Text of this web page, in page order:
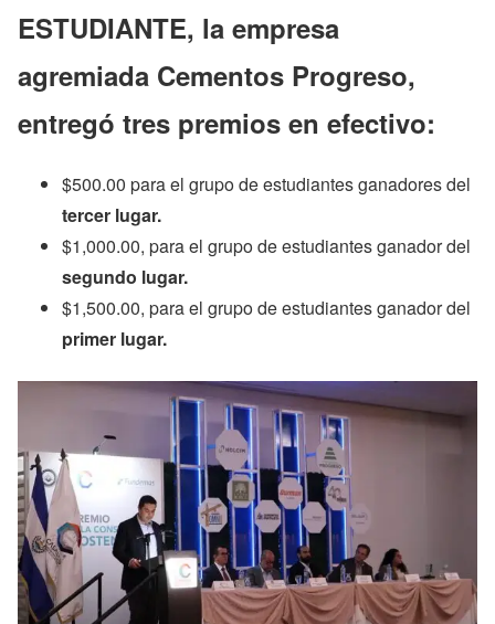
ESTUDIANTE, la empresa
agremiada Cementos Progreso,
entregó tres premios en efectivo:
$500.00 para el grupo de estudiantes ganadores del
tercer lugar.
$1,000.00, para el grupo de estudiantes ganador del
segundo lugar.
$1,500.00, para el grupo de estudiantes ganador del
primer lugar.